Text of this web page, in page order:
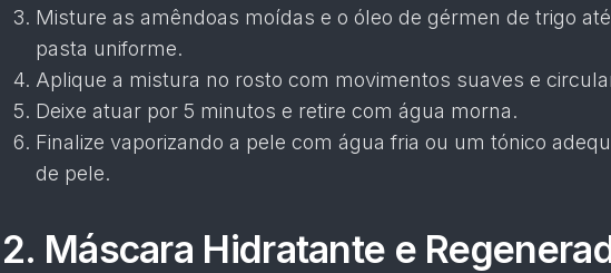
Misture as amêndoas moídas e o óleo de gérmen de trigo
pasta uniforme.
Aplique a mistura no rosto com movimentos suaves e
Deixe atuar por 5 minutos e retire com água morna.
Finalize vaporizando a pele com água fria ou um tónico
de pele.
2. Máscara Hidratante e